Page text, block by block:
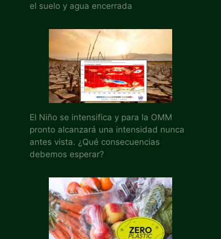
el suelo y agua encerrada
El Niño se intensifica y para la OMM
pronto alcanzará una intensidad nunca
antes vista. ¿Qué consecuencias
debemos esperar?